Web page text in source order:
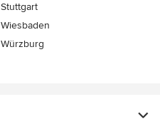
Stuttgart
Wiesbaden
Würzburg